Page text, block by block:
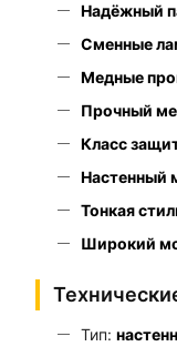
Надёжный
Сменные
Медные
Прочный
Класс
Настенный
Тонкая
Широкий
Тип: